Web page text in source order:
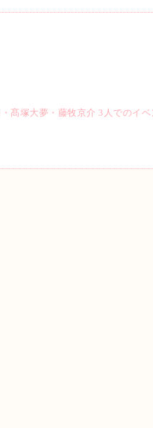
髙塚⼤夢・藤牧京介 3⼈でのイベ